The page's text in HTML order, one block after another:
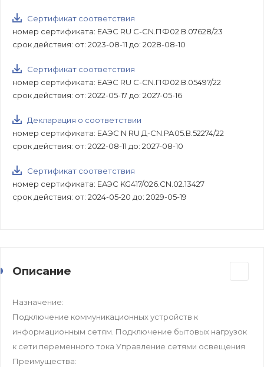
Сертификат соответствия
номер сертификата: EAЭС RU C-CN.ПФ02.В.07628/23
срок действия: от: 2023-08-11 до: 2028-08-10
Сертификат соответствия
номер сертификата: EAЭС RU C-CN.ПФ02.В.05497/22
срок действия: от: 2022-05-17 до: 2027-05-16
Декларация о соответствии
номер сертификата: ЕАЭС N RU Д-CN.РА05.В.52274/22
срок действия: от: 2022-08-11 до: 2027-08-10
Сертификат соответствия
номер сертификата: EAЭС KG417/026.CN.02.13427
срок действия: от: 2024-05-20 до: 2029-05-19
Описание
Назначение:
Подключение коммуникационных устройств к
информационным сетям. Подключение бытовых нагрузок
к сети переменного тока Управление сетями освещения
Преимущества: